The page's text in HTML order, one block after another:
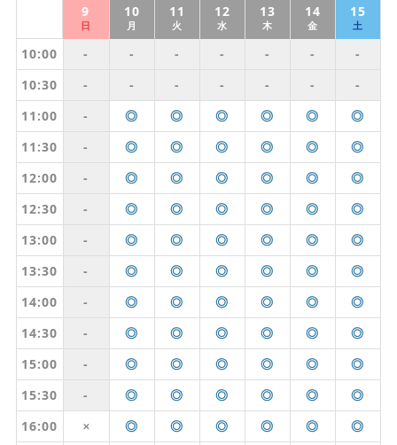
9
日
10
月
11
火
12
水
13
木
14
金
15
土
10:00 - - - - - -
-
10:30
- - - - - -
-
11:00
- ◎ ◎ ◎ ◎ ◎
◎
11:30
- ◎ ◎ ◎ ◎ ◎
◎
12:00
- ◎ ◎ ◎ ◎ ◎
◎
12:30
- ◎ ◎ ◎ ◎ ◎
◎
13:00
- ◎ ◎ ◎ ◎ ◎
◎
13:30
- ◎ ◎ ◎ ◎ ◎
◎
14:00
- ◎ ◎ ◎ ◎ ◎
◎
14:30
- ◎ ◎ ◎ ◎ ◎
◎
15:00
- ◎ ◎ ◎ ◎ ◎
◎
15:30
- ◎ ◎ ◎ ◎ ◎
◎
16:00
✕ ◎ ◎ ◎ ◎ ◎
◎